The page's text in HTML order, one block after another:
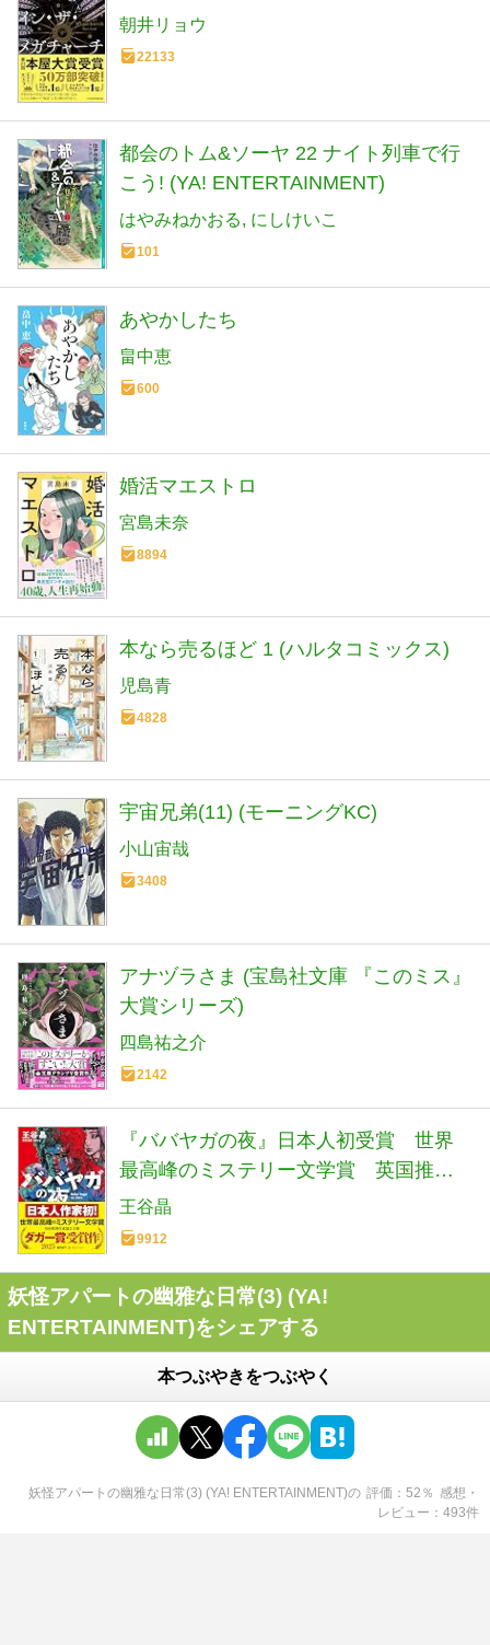
朝井リョウ
22133
都会のトム&ソーヤ 22 ナイト列車で行
こう! (YA! ENTERTAINMENT)
はやみねかおる にしけいこ
101
あやかしたち
畠中恵
600
婚活マエストロ
宮島未奈
8894
本なら売るほど 1 (ハルタコミックス)
児島青
4828
宇宙兄弟(11) (モーニングKC)
小山宙哉
3408
アナヅラさま (宝島社文庫 『このミス』
大賞シリーズ)
四島祐之介
2142
『ババヤガの夜』日本人初受賞 世界
最高峰のミステリー文学賞 英国推理
作家協会賞(ダガー賞） (河出文庫 お 46-
1)
王谷晶
9912
妖怪アパートの幽雅な日常(3) (YA!
ENTERTAINMENT)をシェアする
本つぶやきをつぶやく
妖怪アパートの幽雅な日常(3) (YA! ENTERTAINMENT)の 評価 52 ％ 感想・
レビュー
493件